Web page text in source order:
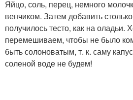
Яйцо, соль, перец, немного
венчиком. Затем добавить
получилось тесто, как на оладьи.
перемешиваем, чтобы не было
быть солоноватым, т. к. саму
соленой воде не будем!